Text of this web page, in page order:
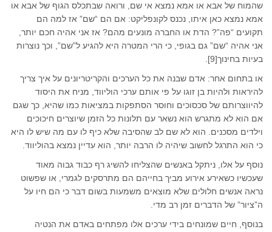
שהמוח של אבא או אמא נמצא אי שם, ורואה שבתכלס הגוף של אבא או
אמא נמצא כאן איתו, נכנס לקונפליקט: אם הם “שם” אז למה הם
תקועים “פה”? הדת או החברה מונעים מהם? אז אני אהיה חכם יותר,
אני אהיה “שם” גם בגופי, כי הרי המטרה היא להגיע ל”שם”, וכך נוצרות
בעיות בחינוך[9].
או בתחום אחר: אדם שבנה את כל הערכים והקריטריונים על איך צריך
להיראות ולהיות בן זוגו על פי אותם ערכי הוליווד, מניח את היסוד
להיווצרותם של סכסוכים וחוסר הסתפקות במציאות כמו שהיא, כך שגם
אם הוא לא מתגרש הוא נשאר עם תלונות כל הזמן שיוצרים חיכוכים
וילדים מסכנים. הוא לא שם לב שהסיבה שלא כיף לו עם מה שיש לו היא
כי הוא התרגל לחשוב שיהיה לו הרבה יותר, הוא עדיין נמצא בהוליווד.
נוסף על אלו, ניתקל באנשים שהצליחו להשיג רף כבוד גבוה מאוד
שעכשיו כשאירע אירוע מביך בחייהם הם מתרסקים לגמרי, או שפשוט
נראה אנשים חלולים שלא מוצאים משמעות בשום דבר כי הם חיו על
ה”ציור” של הדברים זמן רב מדי.
בנוסף, חיים שמונחים בידי ערכים אלו מפתחים באדם את הנטיה